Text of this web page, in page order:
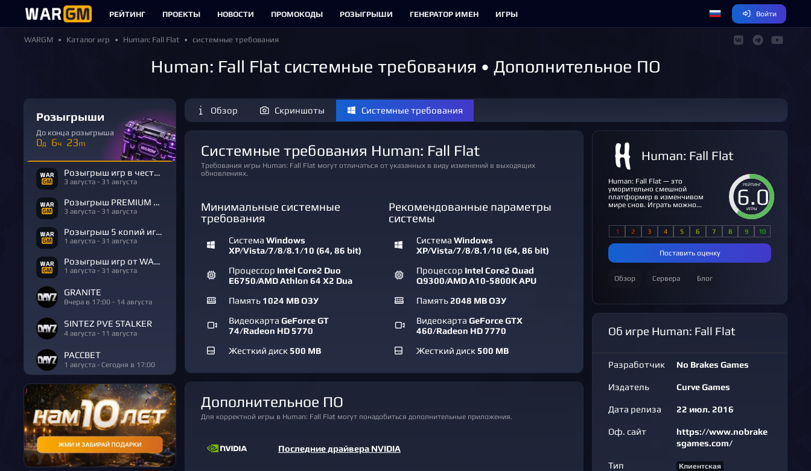
РЕЙТИНГ ПРОЕКТЫ НОВОСТИ ПРОМОКОДЫ РОЗЫГРЫШИ ГЕНЕРАТОР ИМЕН ИГРЫ Войти
WARGM Каталог игр Human: Fall Flat системные требования
Human: Fall Flat системные требования • Дополнительное ПО
Розыгрыши
До конца розыгрыша
0д 6ч 23m
Розыгрыш игр в честь Дня Рождения
3 августа - 31 августа
Розыгрыш PREMIUM в честь Дня Рождения
3 августа - 31 августа
Розыгрыш 5 копий игры R.E.P.O.
1 августа - 31 августа
Розыгрыш игр от WARGM
1 августа - 31 августа
GRANITE
Вчера в 17:00 - 14 августа
SINTEZ PVE STALKER
4 августа - 11 августа
РАССВЕТ
1 августа - Сегодня в 17:00
Обзор Скриншоты Системные требования
Системные требования Human: Fall Flat
Требования игры Human: Fall Flat могут отличаться от указанных в виду изменений в выходящих
обновлениях.
Минимальные системные
требования
Система Windows
XP/Vista/7/8/8.1/10 (64, 86 bit)
Процессор Intel Core2 Duo
E6750/AMD Athlon 64 X2 Dua
Память 1024 MB ОЗУ
Видеокарта GeForce GT
74/Radeon HD 5770
Жесткий диск 500 MB
Рекомендованные параметры
системы
СистемаWindows
XP/Vista/7/8/8.1/10 (64, 86 bit)
Процессор Intel Core2 Quad
Q9300/AMD A10-5800K APU
Память2048 MB ОЗУ
ВидеокартаGeForce GTX
460/Radeon HD 7770
Жесткий диск 500 MB
Дополнительное ПО
Для корректной игры в Human: Fall Flat могут понадобиться дополнительные приложения.
Последние драйвера NVIDIA
Human: Fall Flat
6.0
РЕЙТИНГ
ИГРЫ
Human: Fall Flat — это
уморительно смешной
платформер в изменчивом
мире снов. Играть можно...
Поставить оценку
Обзор Сервера Блог
Об игре Human: Fall Flat
Разработчик No Brakes Games
Издатель Curve Games
Дата релиза 22 июл. 2016
Оф. сайт
https://www.nobrake
sgames.com/
Тип Клиентская